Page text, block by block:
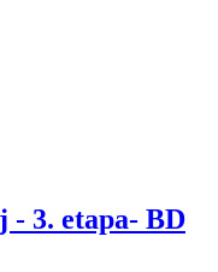
3. etapa- BD